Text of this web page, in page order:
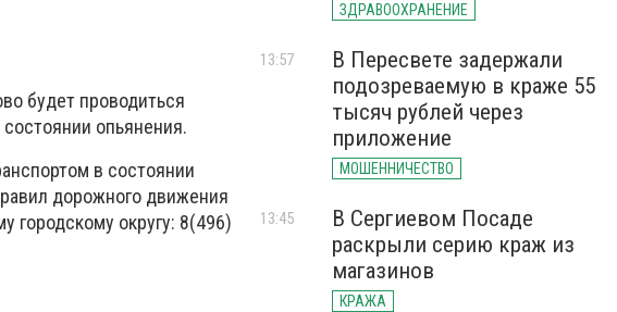
будет проводиться
опьянения.
в состоянии
дорожного движения
городскому округу: 8(496)
ЗДРАВООХРАНЕНИЕ
В Пересвете задержали
подозреваемую в краже 55
тысяч рублей через
приложение
МОШЕННИЧЕСТВО
13:57
В Сергиевом Посаде
раскрыли серию краж из
магазинов
КРАЖА
13:45